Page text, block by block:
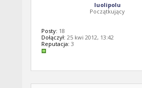
luolipolu
Początkujący
Posty: 18
Dołączył: 25 kwi 2012, 13:42
Reputacja: 3